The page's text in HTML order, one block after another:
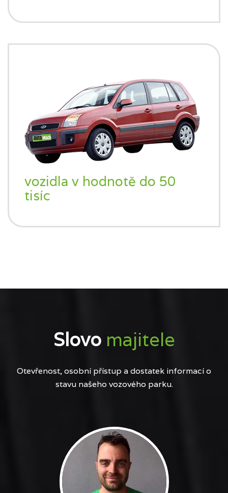
vozidla v hodnotě do 50
tisíc
Slovo majitele
Otevřenost, osobní přístup a dostatek informací o
stavu našeho vozového parku.